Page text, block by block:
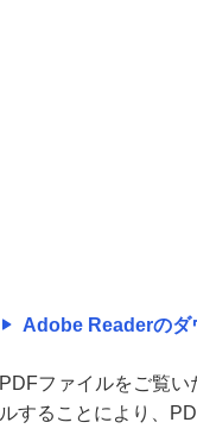
Adobe Readerのダ
PDFファイルをご覧
ルすることにより、